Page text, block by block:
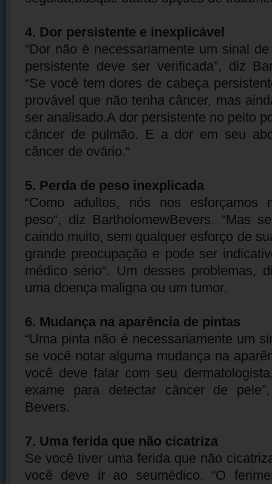
4. Dor persistente e inexplicável
“Dor não é necessariamente um sinal
persistente deve ser verificada”, diz
“Se você tem dores de cabeça
provável que não tenha câncer, mas
ser analisado.A dor persistente no peito
câncer de pulmão. E a dor em seu
câncer de ovário.“
5. Perda de peso inexplicada
“Como adultos, nós nos esforçamos
peso“, diz BartholomewBevers. “Mas
caindo muito, sem qualquer esforço de
grande preocupação e pode ser
médico sério“. Um desses problemas,
uma doença maligna ou um tumor.
6. Mudança na aparência de pintas
“Uma pinta não é necessariamente um
se você notar alguma mudança na
você deve falar com seu
exame para detectar câncer de
Bevers.
7. Uma ferida que não cicatriza
Se você tiver uma ferida que não
você deve ir ao seumédico. “O